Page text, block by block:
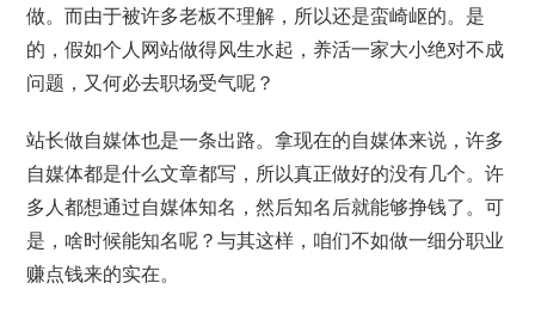
做。而由于被许多老板不理解，所以还是蛮崎岖的。是
的，假如个人网站做得风生水起，养活一家大小绝对不成
问题，又何必去职场受气呢？
站长做自媒体也是一条出路。拿现在的自媒体来说，许多
自媒体都是什么文章都写，所以真正做好的没有几个。许
多人都想通过自媒体知名，然后知名后就能够挣钱了。可
是，啥时候能知名呢？与其这样，咱们不如做一细分职业
赚点钱来的实在。